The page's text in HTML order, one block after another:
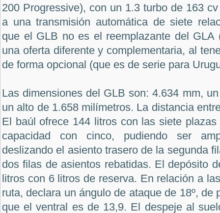
200 Progressive), con un 1.3 turbo de 163
a una transmisión automática de siete
que el GLB no es el reemplazante del GLA
una oferta diferente y complementaria, al
de forma opcional (que es de serie para
Las dimensiones del GLB son: 4.634 mm,
un alto de 1.658 milímetros. La distancia
El baúl ofrece 144 litros con las siete
capacidad con cinco, pudiendo ser
deslizando el asiento trasero de la segunda
dos filas de asientos rebatidas. El depósito
litros con 6 litros de reserva. En relación a
ruta, declara un ángulo de ataque de 18º, de
que el ventral es de 13,9. El despeje al